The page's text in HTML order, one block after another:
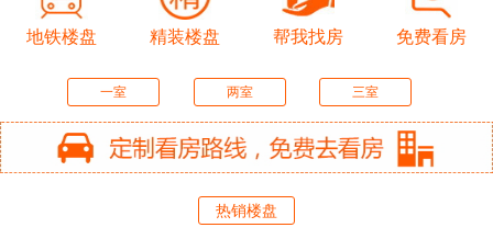
地铁楼盘 精装楼盘 帮我找房 免费看房
一室 两室 三室
热销楼盘